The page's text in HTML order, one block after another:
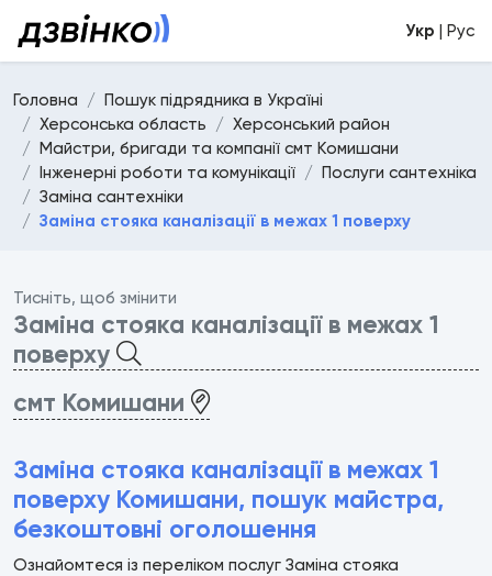
Укр | Рус
Головна
Пошук підрядника в Україні
Херсонська область
Херсонський район
Майстри, бригади та компанії смт Комишани
Інженерні роботи та комунікації
Послуги сантехніка
Заміна сантехніки
Заміна стояка каналізації в межах 1 поверху
Тисніть, щоб змінити
Заміна стояка каналізації в межах 1
поверху
смт Комишани
Заміна стояка каналізації в межах 1
поверху Комишани, пошук майстра,
безкоштовні оголошення
Ознайомтеся із переліком послуг Заміна стояка